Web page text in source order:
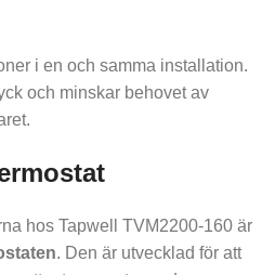
i en och samma installation.
och minskar behovet av
hos Tapwell TVM2200-160 är
. Den är utvecklad för att